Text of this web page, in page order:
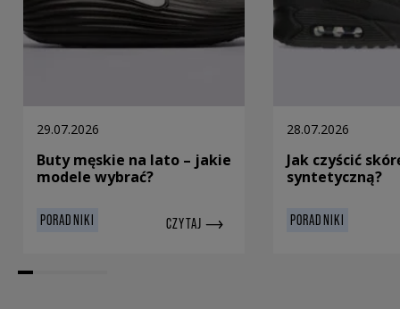
29.07.2026
Buty męskie na lato – jakie
modele wybrać?
PORADNIKI CZYTAJ
28.07.2026
Jak czyścić
syntetyczną?
PORADNIKI